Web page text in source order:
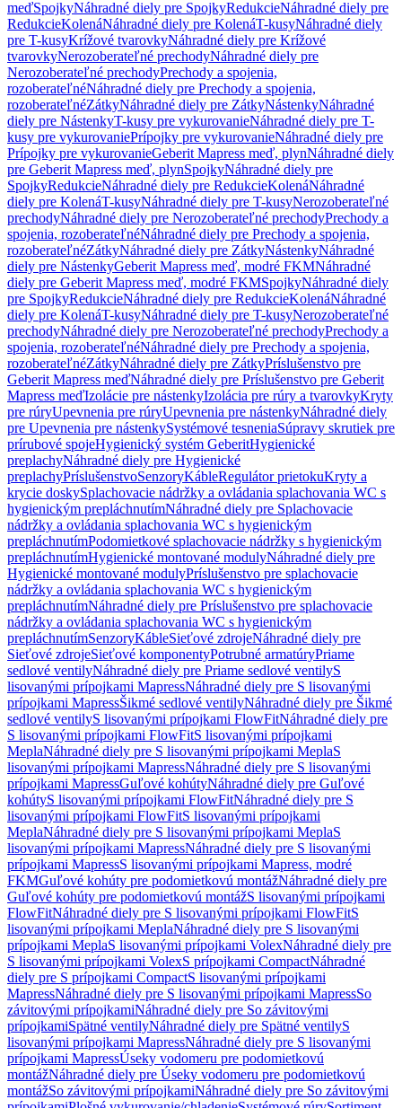
meďSpojkyNáhradné diely pre SpojkyRedukcieNáhradné diely pre
RedukcieKolenáNáhradné diely pre KolenáT-kusyNáhradné diely
pre T-kusyKrížové tvarovkyNáhradné diely pre Krížové
tvarovkyNerozoberateľné prechodyNáhradné diely pre
Nerozoberateľné prechodyPrechody a spojenia,
rozoberateľnéNáhradné diely pre Prechody a spojenia,
rozoberateľnéZátkyNáhradné diely pre ZátkyNástenkyNáhradné
diely pre NástenkyT-kusy pre vykurovanieNáhradné diely pre T-
kusy pre vykurovaniePrípojky pre vykurovanieNáhradné diely pre
Prípojky pre vykurovanieGeberit Mapress meď, plynNáhradné diely
pre Geberit Mapress meď, plynSpojkyNáhradné diely pre
SpojkyRedukcieNáhradné diely pre RedukcieKolenáNáhradné
diely pre KolenáT-kusyNáhradné diely pre T-kusyNerozoberateľné
prechodyNáhradné diely pre Nerozoberateľné prechodyPrechody a
spojenia, rozoberateľnéNáhradné diely pre Prechody a spojenia,
rozoberateľnéZátkyNáhradné diely pre ZátkyNástenkyNáhradné
diely pre NástenkyGeberit Mapress meď, modré FKMNáhradné
diely pre Geberit Mapress meď, modré FKMSpojkyNáhradné diely
pre SpojkyRedukcieNáhradné diely pre RedukcieKolenáNáhradné
diely pre KolenáT-kusyNáhradné diely pre T-kusyNerozoberateľné
prechodyNáhradné diely pre Nerozoberateľné prechodyPrechody a
spojenia, rozoberateľnéNáhradné diely pre Prechody a spojenia,
rozoberateľnéZátkyNáhradné diely pre ZátkyPríslušenstvo pre
Geberit Mapress meďNáhradné diely pre Príslušenstvo pre Geberit
Mapress meďIzolácie pre nástenkyIzolácia pre rúry a tvarovkyKryty
pre rúryUpevnenia pre rúryUpevnenia pre nástenkyNáhradné diely
pre Upevnenia pre nástenkySystémové tesneniaSúpravy skrutiek pre
prírubové spojeHygienický systém GeberitHygienické
preplachyNáhradné diely pre Hygienické
preplachyPríslušenstvoSenzoryKábleRegulátor prietokuKryty a
krycie doskySplachovacie nádržky a ovládania splachovania WC s
hygienickým prepláchnutímNáhradné diely pre Splachovacie
nádržky a ovládania splachovania WC s hygienickým
prepláchnutímPodomietkové splachovacie nádržky s hygienickým
prepláchnutímHygienické montované modulyNáhradné diely pre
Hygienické montované modulyPríslušenstvo pre splachovacie
nádržky a ovládania splachovania WC s hygienickým
prepláchnutímNáhradné diely pre Príslušenstvo pre splachovacie
nádržky a ovládania splachovania WC s hygienickým
prepláchnutímSenzoryKábleSieťové zdrojeNáhradné diely pre
Sieťové zdrojeSieťové komponentyPotrubné armatúryPriame
sedlové ventilyNáhradné diely pre Priame sedlové ventilyS
lisovanými prípojkami MapressNáhradné diely pre S lisovanými
prípojkami MapressŠikmé sedlové ventilyNáhradné diely pre Šikmé
sedlové ventilyS lisovanými prípojkami FlowFitNáhradné diely pre
S lisovanými prípojkami FlowFitS lisovanými prípojkami
MeplaNáhradné diely pre S lisovanými prípojkami MeplaS
lisovanými prípojkami MapressNáhradné diely pre S lisovanými
prípojkami MapressGuľové kohútyNáhradné diely pre Guľové
kohútyS lisovanými prípojkami FlowFitNáhradné diely pre S
lisovanými prípojkami FlowFitS lisovanými prípojkami
MeplaNáhradné diely pre S lisovanými prípojkami MeplaS
lisovanými prípojkami MapressNáhradné diely pre S lisovanými
prípojkami MapressS lisovanými prípojkami Mapress, modré
FKMGuľové kohúty pre podomietkovú montážNáhradné diely pre
Guľové kohúty pre podomietkovú montážS lisovanými prípojkami
FlowFitNáhradné diely pre S lisovanými prípojkami FlowFitS
lisovanými prípojkami MeplaNáhradné diely pre S lisovanými
prípojkami MeplaS lisovanými prípojkami VolexNáhradné diely pre
S lisovanými prípojkami VolexS prípojkami CompactNáhradné
diely pre S prípojkami CompactS lisovanými prípojkami
MapressNáhradné diely pre S lisovanými prípojkami MapressSo
závitovými prípojkamiNáhradné diely pre So závitovými
prípojkamiSpätné ventilyNáhradné diely pre Spätné ventilyS
lisovanými prípojkami MapressNáhradné diely pre S lisovanými
prípojkami MapressÚseky vodomeru pre podomietkovú
montážNáhradné diely pre Úseky vodomeru pre podomietkovú
montážSo závitovými prípojkamiNáhradné diely pre So závitovými